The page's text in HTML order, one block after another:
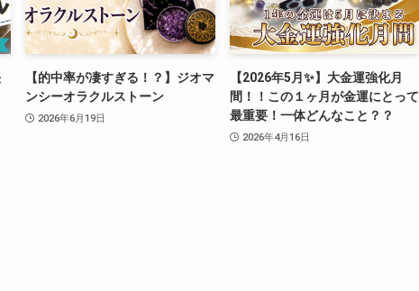
【的中率が凄すぎる！？】ジオマ
ンシーオラクルストーン
2026年6月19日
【2026年5月✨】大金運強化月
間！！この１ヶ月が金運にとって
最重要！一体どんなこと？？
2026年4月16日